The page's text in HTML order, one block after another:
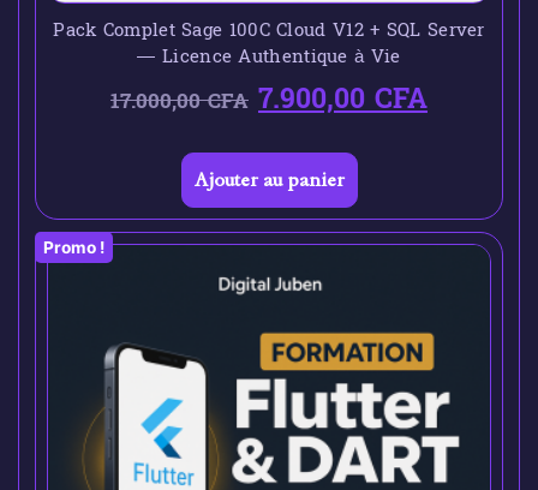
Pack Complet Sage 100C Cloud V12 + SQL Server
— Licence Authentique à Vie
17.000,00CFA 7.900,00CFA
Ajouter au panier
Promo !